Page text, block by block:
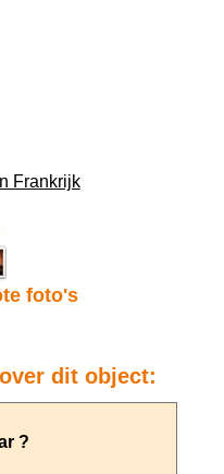
Frankrijk
foto's
dit object: